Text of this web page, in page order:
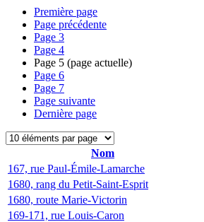
Première page
Page précédente
Page 3
Page 4
Page 5 (page actuelle)
Page 6
Page 7
Page suivante
Dernière page
Nom
167, rue Paul-Émile-Lamarche
1680, rang du Petit-Saint-Esprit
1680, route Marie-Victorin
169-171, rue Louis-Caron